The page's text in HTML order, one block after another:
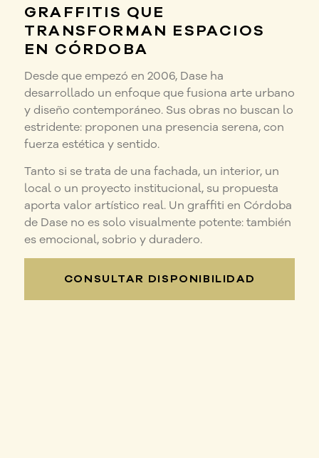
GRAFFITIS QUE
TRANSFORMAN ESPACIOS
EN CÓRDOBA
Desde que empezó en 2006, Dase ha
desarrollado un enfoque que fusiona arte urbano
y diseño contemporáneo. Sus obras no buscan lo
estridente: proponen una presencia serena, con
fuerza estética y sentido.
Tanto si se trata de una fachada, un interior, un
local o un proyecto institucional, su propuesta
aporta valor artístico real. Un graffiti en Córdoba
de Dase no es solo visualmente potente: también
es emocional, sobrio y duradero.
CONSULTAR DISPONIBILIDAD